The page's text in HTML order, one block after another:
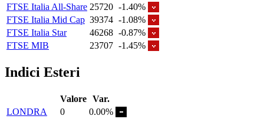
FTSE Italia All-Share 25720 -1.40%
FTSE Italia Mid Cap 39374 -1.08%
FTSE Italia Star
46268 -0.87%
FTSE MIB
23707 -1.45%
Indici Esteri
Valore Var.
LONDRA
0
0.00%